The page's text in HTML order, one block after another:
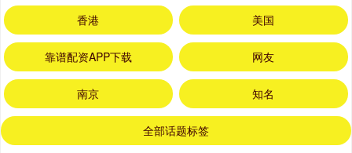
香港 美国
靠谱配资APP下载 网友
南京 知名
全部话题标签